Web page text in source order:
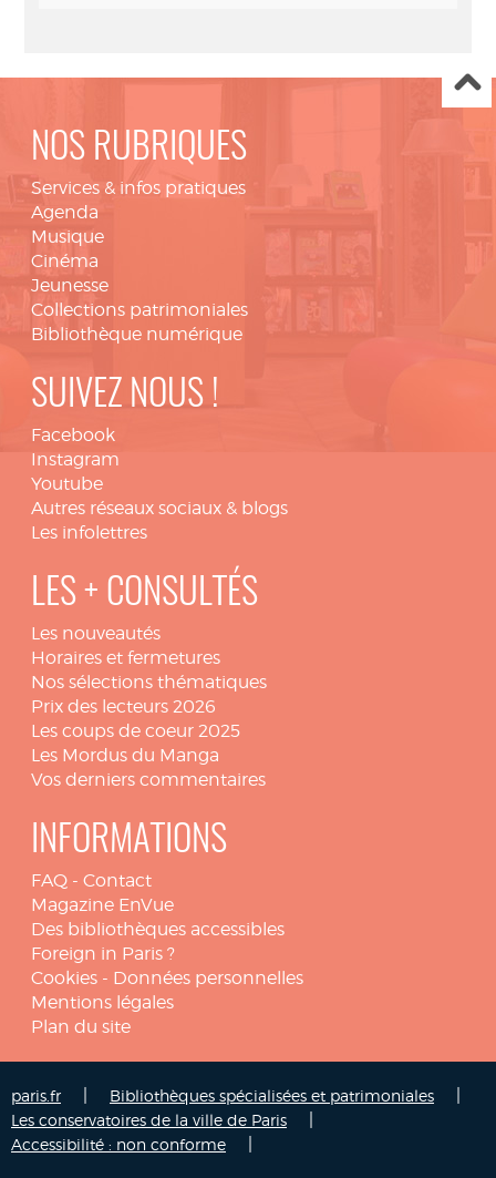
NOS RUBRIQUES
Services & infos pratiques
Agenda
Musique
Cinéma
Jeunesse
Collections patrimoniales
Bibliothèque numérique
SUIVEZ NOUS !
Facebook
Instagram
Youtube
Autres réseaux sociaux & blogs
Les infolettres
LES + CONSULTÉS
Les nouveautés
Horaires et fermetures
Nos sélections thématiques
Prix des lecteurs 2026
Les coups de coeur 2025
Les Mordus du Manga
Vos derniers commentaires
INFORMATIONS
FAQ - Contact
Magazine EnVue
Des bibliothèques accessibles
Foreign in Paris ?
Cookies - Données personnelles
Mentions légales
Plan du site
paris.fr Bibliothèques spécialisées et patrimoniales
Les conservatoires de la ville de Paris
Accessibilité : non conforme